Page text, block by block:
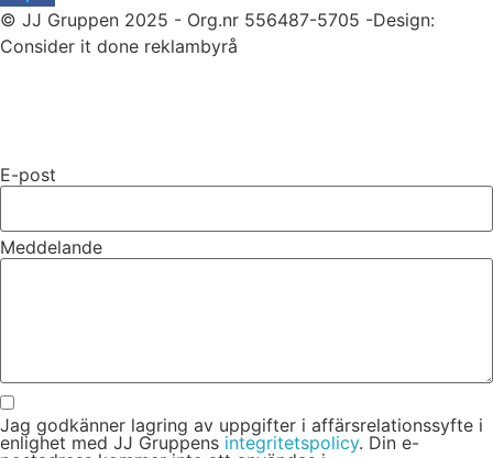
© JJ Gruppen 2025 - Org.nr 556487-5705 -Design:
Consider it done reklambyrå
E-post
Meddelande
Jag godkänner lagring av uppgifter i affärsrelationssyfte i
enlighet med JJ Gruppens integritetspolicy. Din e-